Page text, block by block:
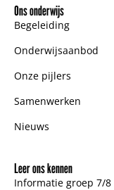
Ons onderwijs
Begeleiding
Onderwijsaanbod
Onze pijlers
Samenwerken
Nieuws
Leer ons kennen
Informatie groep 7/8